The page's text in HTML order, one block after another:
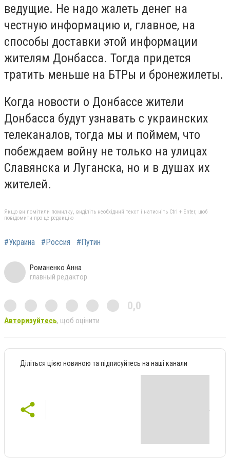
ведущие. Не надо жалеть денег на
честную информацию и, главное, на
способы доставки этой информации
жителям Донбасса. Тогда придется
тратить меньше на БТРы и бронежилеты.
Когда новости о Донбассе жители
Донбасса будут узнавать с украинских
телеканалов, тогда мы и поймем, что
побеждаем войну не только на улицах
Славянска и Луганска, но и в душах их
жителей.
Якщо ви помітили помилку, виділіть необхідний текст і натисніть Ctrl + Enter, щоб
повідомити про це редакцію
#Украина #Россия #Путин
Романенко Анна
главный редактор
0,0
Авторизуйтесь, щоб оцінити
Діліться цією новиною та підписуйтесь на наші канали